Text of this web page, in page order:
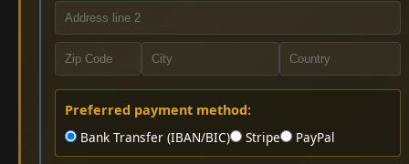
Preferred payment method:
Bank Transfer (IBAN/BIC)
Stripe PayPal